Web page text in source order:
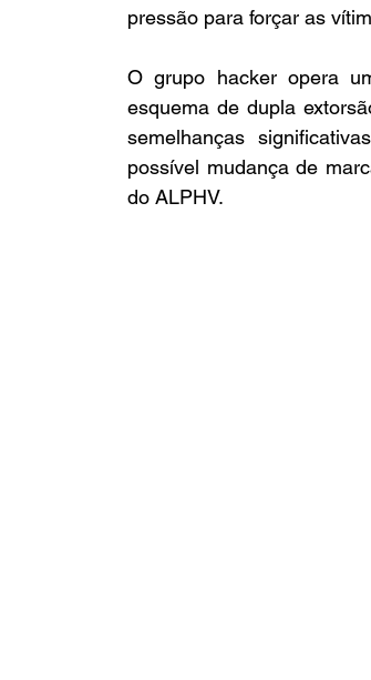
pressão para forçar as
O grupo hacker opera
esquema de dupla
semelhanças
possível mudança de
do ALPHV.